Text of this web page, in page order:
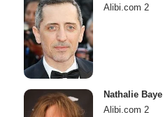
Alibi.com 2
Nathalie Baye
Alibi.com 2